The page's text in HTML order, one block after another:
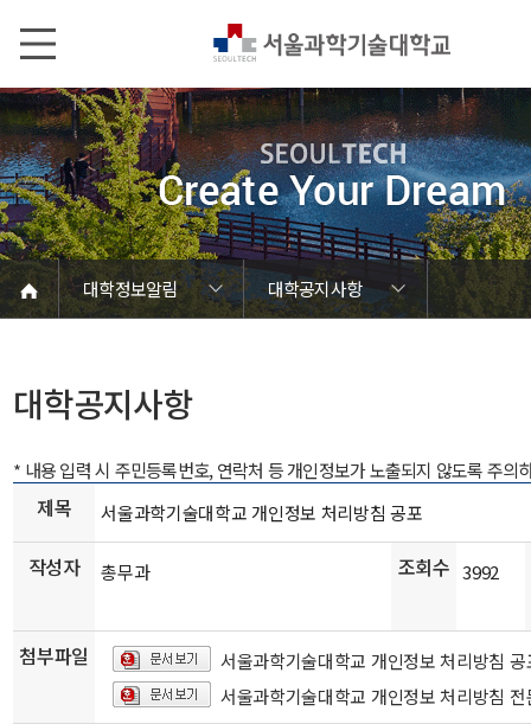
대학정보알림
대학공지사항
대학정보알림
정보공개
정보서비스안내
온라인민원센터
청렴행정
갑질신고센터
유실물 센터
SEOULTECH광장
대학공지사항
학사공지
장학공지
대학원공지
취업공지
대학입찰
채용정보
공모/외부행사
등록금심의위원회
코로나바이러스19 대응안내
재정위원회
대학공지사항
* 내용 입력 시 주민등록번호, 연락처 등 개인정보가 노출되지 않도록 주의
제목 서울과학기술대학교 개인정보 처리방침 공포
작성자 총무과 조회수 3992
첨부파일
서울과학기술대학교 개인정보 처리방침
서울과학기술대학교 개인정보 처리방침